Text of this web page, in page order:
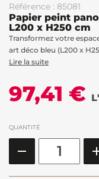
Référence : 85081
Papier peint
L200 x H250 cm
Transformez votre
art déco bleu (L200 x
Lire la suite
97,41 €
QUANTITÉ